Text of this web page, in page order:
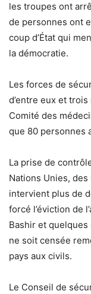
les troupes ont
de personnes ont
coup d’État qui
la démocratie.
Les forces de
d’entre eux et
Comité des
que 80 personnes
La prise de
Nations Unies,
intervient plus de
forcé l’éviction de
Bashir et quelques
ne soit censée
pays aux civils.
Le Conseil de